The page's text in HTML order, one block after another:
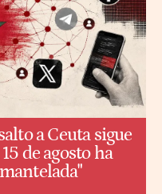
a Ceuta sigue
de agosto ha